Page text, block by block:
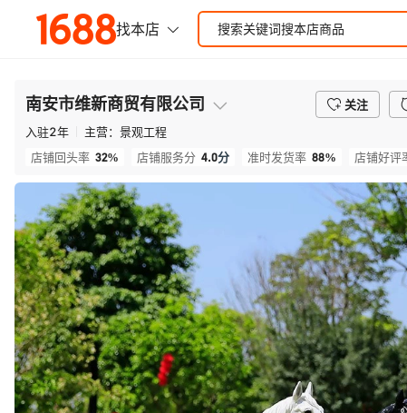
南安市维新商贸有限公司 关注
入驻2年 主营： 景观工程
店铺回头率 32% 店铺服务分 4.0分 准时发货率 88% 店铺好评